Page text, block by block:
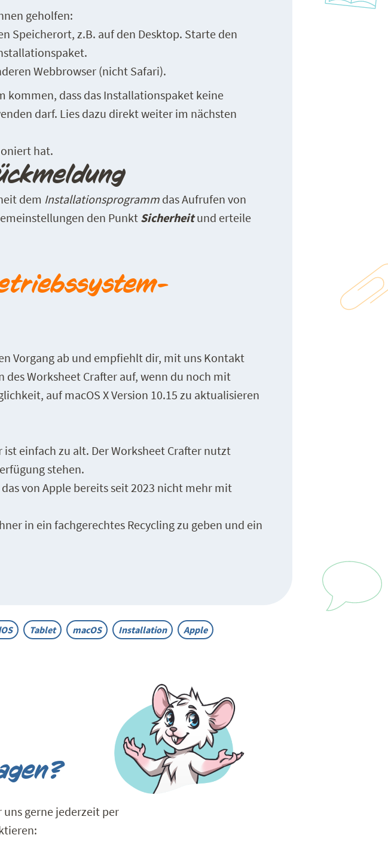
geholfen:
Speicherort, z.B. auf den Desktop. Starte den
Webbrowser (nicht Safari).
kommen, dass das Installationspaket keine
darf. Lies dazu direkt weiter im nächsten
hat.
dem Installationsprogramm das Aufrufen von
den Punkt Sicherheitund erteile
Vorgang ab und empfiehlt dir, mit uns Kontakt
Worksheet Crafter auf, wenn du noch mit
auf macOS X Version 10.15 zu aktualisieren
einfach zu alt. Der Worksheet Crafter nutzt
stehen.
von Apple bereits seit 2023 nicht mehr mit
in ein fachgerechtes Recycling zu geben und ein
Tablet macOS Installation Apple
gerne jederzeit per